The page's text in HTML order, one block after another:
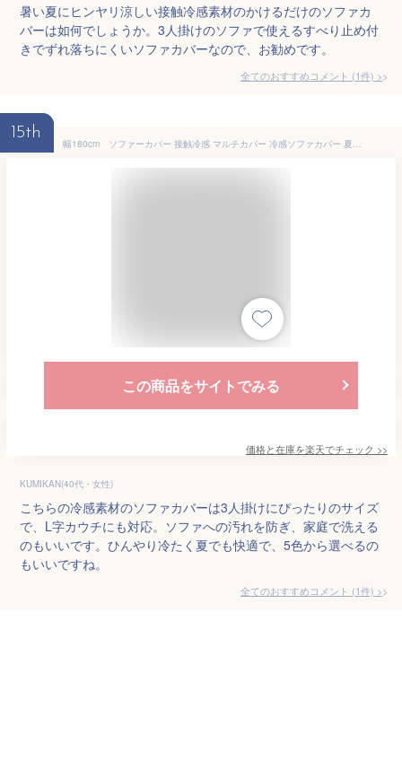
暑い夏にヒンヤリ涼しい接触冷感素材のかけるだけのソファカ
バーは如何でしょうか。3人掛けのソファで使えるすべり止め付
きでずれ落ちにくいソファカバーなので、お勧めです。
全てのおすすめコメント (1件) >
15th
幅180cm ソファーカバー 接触冷感 マルチカバー 冷感ソファカバー 夏用 ひんやり 涼しい ドット柄 マルチカバー ソファーカバー 冷感 涼しい 3人掛け 2人掛け 肘掛け 保護カバー L字カウチ対応 汚れ防止 ソファーカバー ブランケット ベッドカバー 洗濯可 5色選択可能
この商品をサイトでみる
価格と在庫を楽天でチェック >>
KUMIKAN(40代・女性)
こちらの冷感素材のソファカバーは3人掛けにぴったりのサイズ
で、L字カウチにも対応。ソファへの汚れを防ぎ、家庭で洗える
のもいいです。ひんやり冷たく夏でも快適で、5色から選べるの
もいいですね。
全てのおすすめコメント (1件) >